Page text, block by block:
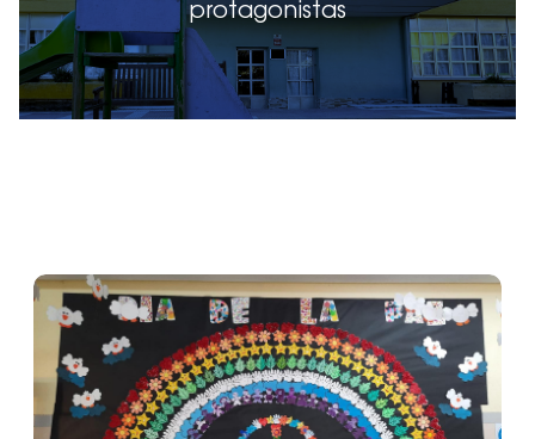
protagonistas